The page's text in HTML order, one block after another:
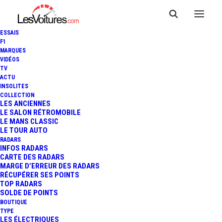
ESSAIS
F1
MARQUES
VIDÉOS
TV
ACTU
INSOLITES
COLLECTION
LES ANCIENNES
LE SALON RÉTROMOBILE
LE MANS CLASSIC
LE TOUR AUTO
RADARS
INFOS RADARS
CARTE DES RADARS
MARGE D’ERREUR DES RADARS
RÉCUPÉRER SES POINTS
TOP RADARS
SOLDE DE POINTS
BOUTIQUE
TYPE
LES ÉLECTRIQUES